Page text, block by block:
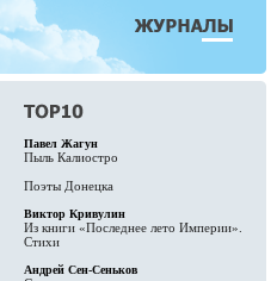
Павел Жагун
Пыль Калиостро
Поэты Донецка
Виктор Кривулин
Из книги «Последнее лето Империи».
Стихи
Андрей Сен-Сеньков